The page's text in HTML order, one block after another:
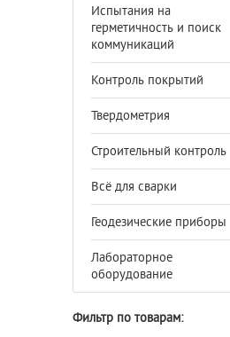
Испытания на
герметичность и поиск
коммуникаций
Контроль покрытий
Твердометрия
Строительный контроль
Всё для сварки
Геодезические приборы
Лабораторное
оборудование
Фильтр по товарам: